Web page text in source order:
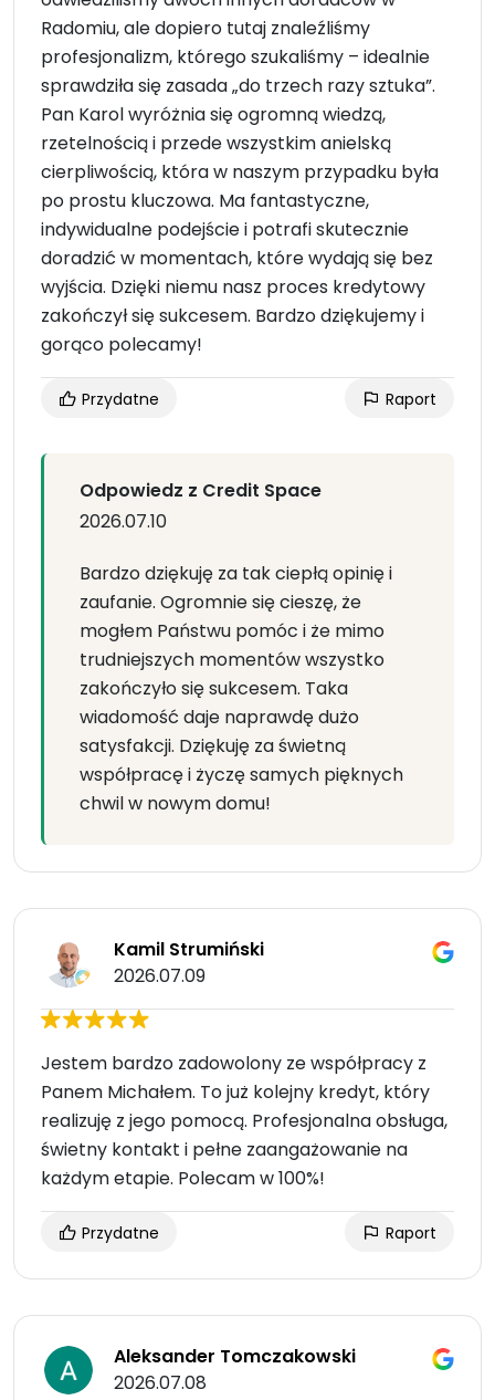
Radomiu, ale dopiero tutaj znaleźliśmy
profesjonalizm, którego szukaliśmy – idealnie
sprawdziła się zasada „do trzech razy sztuka”.
Pan Karol wyróżnia się ogromną wiedzą,
rzetelnością i przede wszystkim anielską
cierpliwością, która w naszym przypadku była
po prostu kluczowa. Ma fantastyczne,
indywidualne podejście i potrafi skutecznie
doradzić w momentach, które wydają się bez
wyjścia. Dzięki niemu nasz proces kredytowy
zakończył się sukcesem. Bardzo dziękujemy i
gorąco polecamy!
Przydatne Raport
Odpowiedz z Credit Space
2026.07.10
Bardzo dziękuję za tak ciepłą opinię i
zaufanie. Ogromnie się cieszę, że
mogłem Państwu pomóc i że mimo
trudniejszych momentów wszystko
zakończyło się sukcesem. Taka
wiadomość daje naprawdę dużo
satysfakcji. Dziękuję za świetną
współpracę i życzę samych pięknych
chwil w nowym domu!
Kamil Strumiński
2026.07.09
Jestem bardzo zadowolony ze współpracy z
Panem Michałem. To już kolejny kredyt, który
realizuję z jego pomocą. Profesjonalna obsługa,
świetny kontakt i pełne zaangażowanie na
każdym etapie. Polecam w 100%!
Przydatne Raport
Aleksander Tomczakowski
2026.07.08